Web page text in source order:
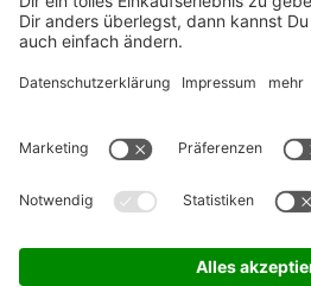
FÜR ARBEITGEBER & ARBEITNEHMER